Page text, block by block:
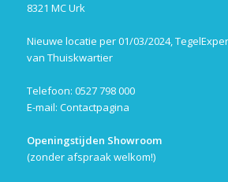
8321 MC Urk
Nieuwe locatie per 01/03/2024,
van Thuiskwartier
Telefoon: 0527 798 000
E-mail: Contactpagina
Openingstijden Showroom
(zonder afspraak welkom!)